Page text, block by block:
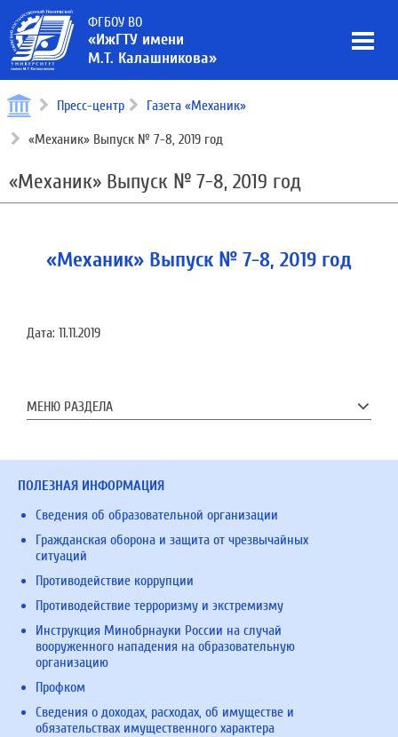
ФГБОУ ВО
«ИжГТУ имени
М.Т. Калашникова»
Пресс-центр Газета «Механик»
«Механик» Выпуск № 7-8, 2019 год
«Механик» Выпуск № 7-8, 2019 год
«Механик» Выпуск № 7-8, 2019 год
Дата: 11.11.2019
МЕНЮ РАЗДЕЛА
ПОЛЕЗНАЯ ИНФОРМАЦИЯ
Сведения об образовательной организации
Гражданская оборона и защита от чрезвычайных
ситуаций
Противодействие коррупции
Противодействие терроризму и экстремизму
Инструкция Минобрнауки России на случай
вооруженного нападения на образовательную
организацию
Профком
Сведения о доходах, расходах, об имуществе и
обязательствах имущественного характера